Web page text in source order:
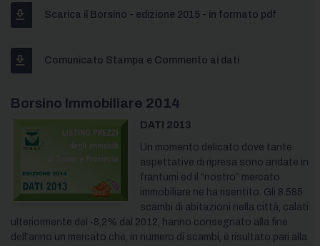
Scarica il Borsino - edizione 2015 - in formato pdf
Comunicato Stampa e Commento ai dati
Borsino Immobiliare 2014
DATI 2013
Un momento delicato dove tante
aspettative di ripresa sono andate in
frantumi ed il “nostro” mercato
immobiliare ne ha risentito. Gli 8.585
scambi di abitazioni nella città, calati
ulteriormente del ‐8,2% dal 2012, hanno consegnato alla fine
dell’anno un mercato che, in numero di scambi, è risultato pari alla